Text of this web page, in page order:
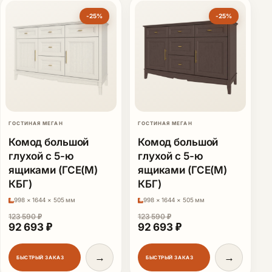
-25%
ГОСТИНАЯ МЕГАН
Комод большой
глухой с 5-ю
ящиками (ГСЕ(М)
КБГ)
998 × 1644 × 505 мм
123 590₽
Первоначальная цена составляла 123 590 ₽.
92 693 ₽Текущая цена: 92 693 ₽.
БЫСТРЫЙ ЗАКАЗ →
-25%
ГОСТИНАЯ МЕГАН
Комод большой
глухой с 5-ю
ящиками (ГСЕ(М)
КБГ)
998 × 1644 × 505 мм
123 590₽
Первоначальная цена
92 693 ₽Текущая цена:
БЫСТРЫЙ ЗАКАЗ →